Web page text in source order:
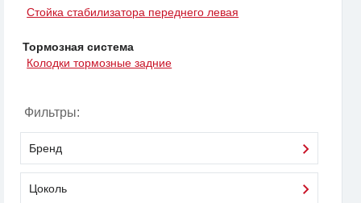
Стойка стабилизатора переднего левая
Тормозная система
Колодки тормозные задние
Фильтры:
Бренд
Цоколь